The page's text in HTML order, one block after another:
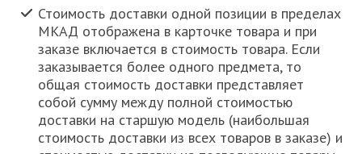
Стоимость доставки одной позиции в пределах
МКАД отображена в карточке товара и при
заказе включается в стоимость товара. Если
заказывается более одного предмета, то
общая стоимость доставки представляет
собой сумму между полной стоимостью
доставки на старшую модель (наибольшая
стоимость доставки из всех товаров в заказе) и